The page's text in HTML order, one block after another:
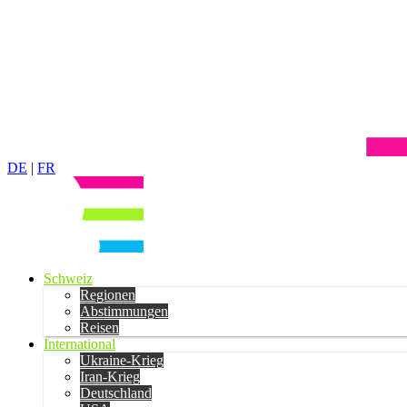
DE | FR
Schweiz
Regionen
Abstimmungen
Reisen
International
Ukraine-Krieg
Iran-Krieg
Deutschland